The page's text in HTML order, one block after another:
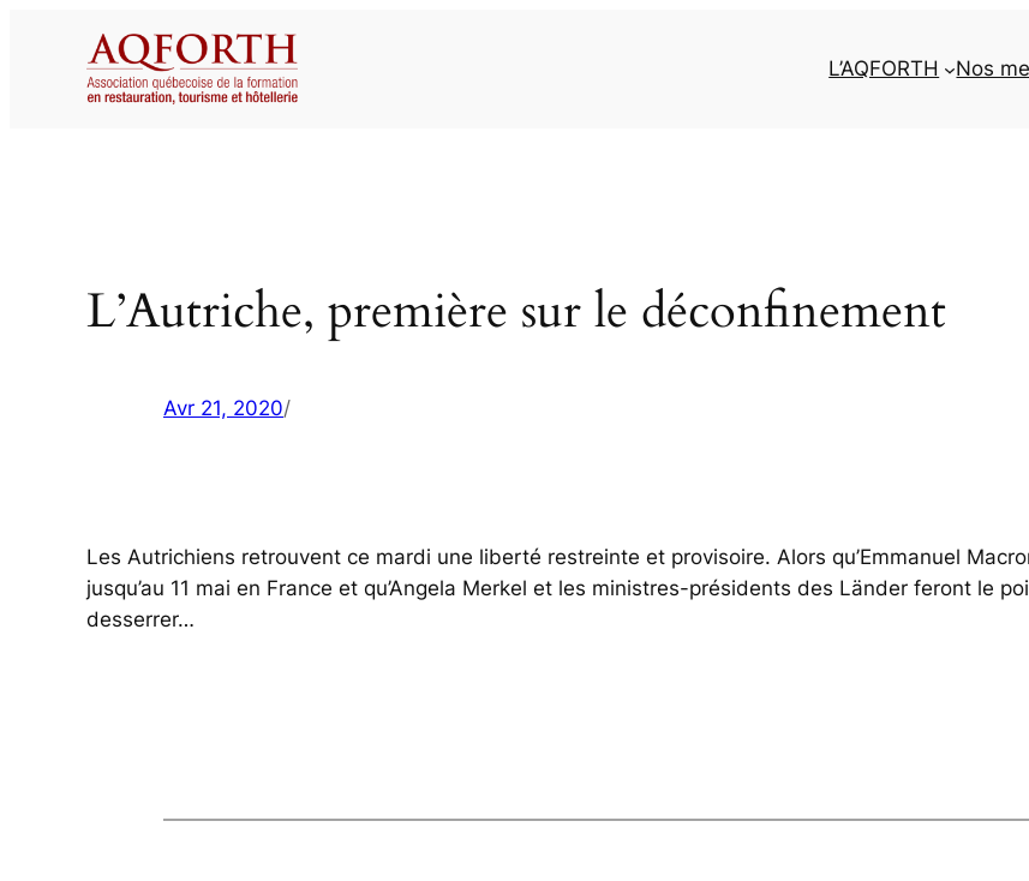
L’AQFORTH Nos
L’Autriche, première sur le déconfinement
Avr 21, 2020/
Les Autrichiens retrouvent ce mardi une liberté restreinte et provisoire. Alors qu’Emmanuel
jusqu’au 11 mai en France et qu’Angela Merkel et les ministres-présidents des Länder feront le
desserrer…